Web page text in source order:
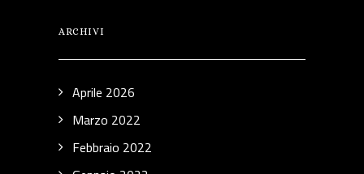
ARCHIVI
Aprile 2026
Marzo 2022
Febbraio 2022